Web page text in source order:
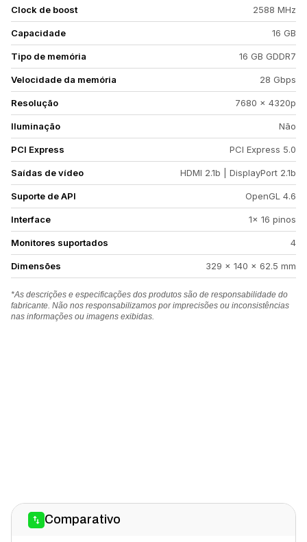
Clock de boost 2588 MHz
Capacidade 16 GB
Tipo de memória 16 GB GDDR7
Velocidade da memória 28 Gbps
Resolução 7680 x 4320p
Iluminação Não
PCI Express PCI Express 5.0
Saídas de vídeo HDMI 2.1b | DisplayPort 2.1b
Suporte de API OpenGL 4.6
Interface 1x 16 pinos
Monitores suportados 4
Dimensões 329 x 140 x 62.5 mm
*As descrições e especificações dos produtos são de responsabilidade do
fabricante. Não nos responsabilizamos por imprecisões ou inconsistências
nas informações ou imagens exibidas.
Comparativo